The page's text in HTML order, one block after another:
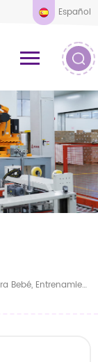
Español
Hotsell, Pañal Para Bebé, Entrenamiento, Pañal Para Bebé, OEM, Nuevo Producto Para Bebé, Pañal Para Bebé